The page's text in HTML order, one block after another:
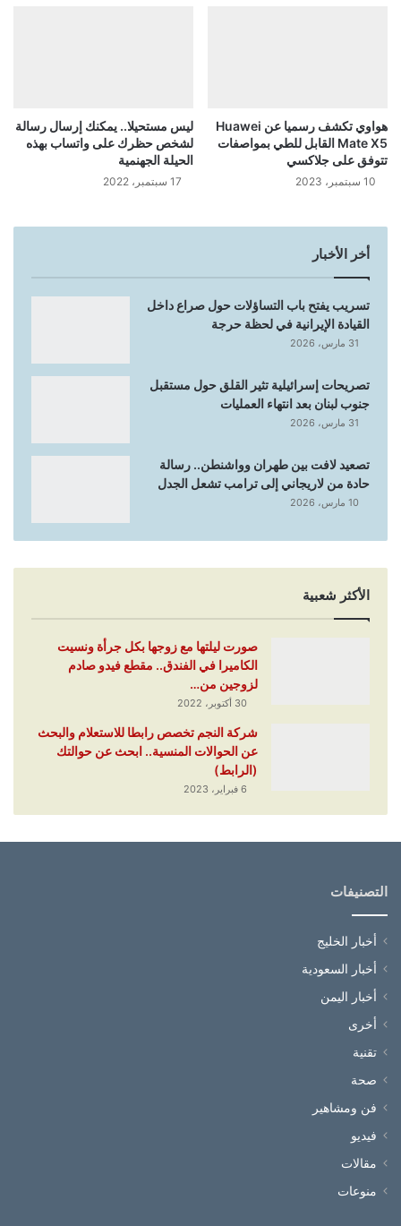
هواوي تكشف رسميا عن Huawei
Mate X5 القابل للطي بمواصفات
تتوفق على جلاكسي
10 سبتمبر، 2023
ليس مستحيلا.. يمكنك إرسال رسالة
لشخص حظرك على واتساب بهذه
الحيلة الجهنمية
17 سبتمبر، 2022
أخر الأخبار
تسريب يفتح باب التساؤلات حول صراع داخل
القيادة الإيرانية في لحظة حرجة
31 مارس، 2026
تصريحات إسرائيلية تثير القلق حول مستقبل
جنوب لبنان بعد انتهاء العمليات
31 مارس، 2026
تصعيد لافت بين طهران وواشنطن.. رسالة
حادة من لاريجاني إلى ترامب تشعل الجدل
10 مارس، 2026
الأكثر شعبية
صورت ليلتها مع زوجها بكل جرأة ونسيت
الكاميرا في الفندق.. مقطع فيدو صادم
لزوجين من…
30 أكتوبر، 2022
شركة النجم تخصص رابطا للاستعلام والبحث
عن الحوالات المنسية.. ابحث عن حوالتك
(الرابط)
6 فبراير، 2023
التصنيفات
أخبار الخليج
أخبار السعودية
أخبار اليمن
أخرى
تقنية
صحة
فن ومشاهير
فيديو
مقالات
منوعات